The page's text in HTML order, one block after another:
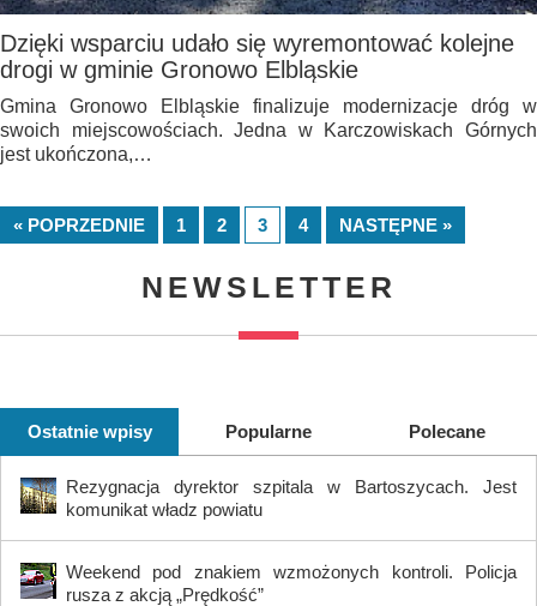
Dzięki wsparciu udało się wyremontować kolejne
drogi w gminie Gronowo Elbląskie
Gmina Gronowo Elbląskie finalizuje modernizacje dróg w
swoich miejscowościach. Jedna w Karczowiskach Górnych
jest ukończona,…
« POPRZEDNIE 1 2 3 4 NASTĘPNE »
NEWSLETTER
Ostatnie wpisy Popularne Polecane
Rezygnacja dyrektor szpitala w Bartoszycach. Jest
komunikat władz powiatu
Weekend pod znakiem wzmożonych kontroli. Policja
rusza z akcją „Prędkość”